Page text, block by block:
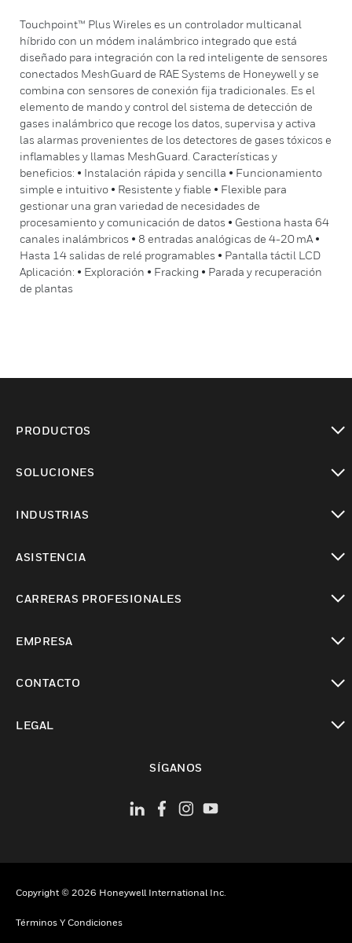
Touchpoint™ Plus Wireles es un controlador multicanal
híbrido con un módem inalámbrico integrado que está
diseñado para integración con la red inteligente de sensores
conectados MeshGuard de RAE Systems de Honeywell y se
combina con sensores de conexión fija tradicionales. Es el
elemento de mando y control del sistema de detección de
gases inalámbrico que recoge los datos, supervisa y activa
las alarmas provenientes de los detectores de gases tóxicos e
inflamables y llamas MeshGuard. Características y
beneficios: • Instalación rápida y sencilla • Funcionamiento
simple e intuitivo • Resistente y fiable • Flexible para
gestionar una gran variedad de necesidades de
procesamiento y comunicación de datos • Gestiona hasta 64
canales inalámbricos • 8 entradas analógicas de 4-20 mA •
Hasta 14 salidas de relé programables • Pantalla táctil LCD
Aplicación: • Exploración • Fracking • Parada y recuperación
de plantas
PRODUCTOS
SOLUCIONES
INDUSTRIAS
ASISTENCIA
CARRERAS PROFESIONALES
EMPRESA
CONTACTO
LEGAL
SÍGANOS
Copyright © 2026 Honeywell International Inc.
Términos Y Condiciones